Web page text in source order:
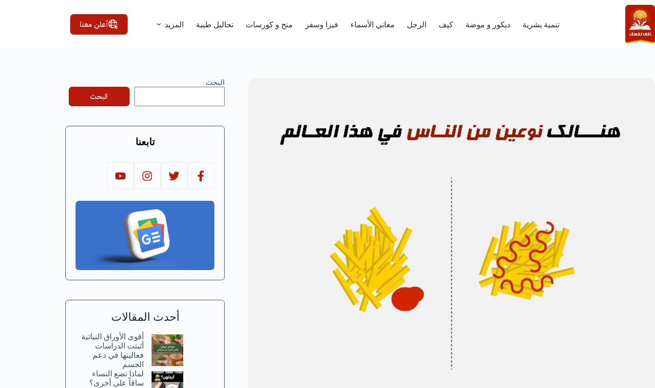
التجاوز
إلى
المحتوى
تنمية بشرية ديكور و موضة كيف الرجل معاني الأسماء فيزا وسفر منح و كورسات تحاليل طبية المزيد أعلن معنا
البحث
البحث
تابعنا
أحدث المقالات
أقوى الأوراق النباتية
أثبتت الدراسات
فعاليتها في دعم
الجسم
لماذا تضع النساء
ساقاً على أخرى؟